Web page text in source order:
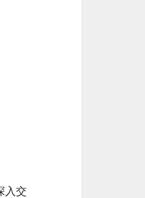
入交